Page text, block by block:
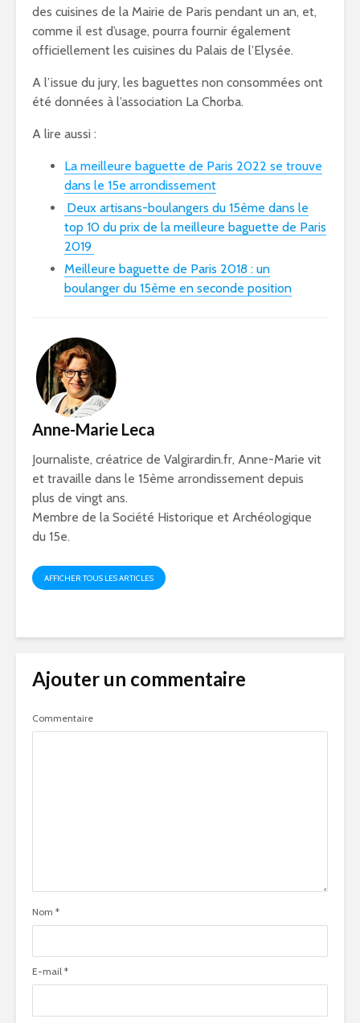
des cuisines de la Mairie de Paris pendant un an, et,
comme il est d’usage, pourra fournir également
officiellement les cuisines du Palais de l’Elysée.
A l’issue du jury, les baguettes non consommées ont
été données à l’association La Chorba.
A lire aussi :
La meilleure baguette de Paris 2022 se trouve
dans le 15e arrondissement
Deux artisans-boulangers du 15ème dans le
top 10 du prix de la meilleure baguette de Paris
2019
Meilleure baguette de Paris 2018 : un
boulanger du 15ème en seconde position
Anne-Marie Leca
Journaliste, créatrice de Valgirardin.fr, Anne-Marie vit
et travaille dans le 15ème arrondissement depuis
plus de vingt ans.
Membre de la Société Historique et Archéologique
du 15e.
AFFICHER TOUS LES ARTICLES
Ajouter un commentaire
Commentaire
Nom *
E-mail *